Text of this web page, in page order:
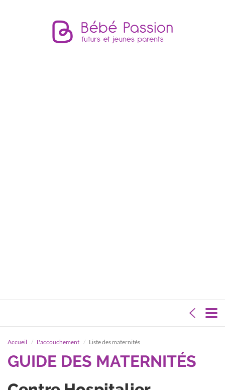
Accueil L'accouchement Liste des maternités
GUIDE DES MATERNITÉS